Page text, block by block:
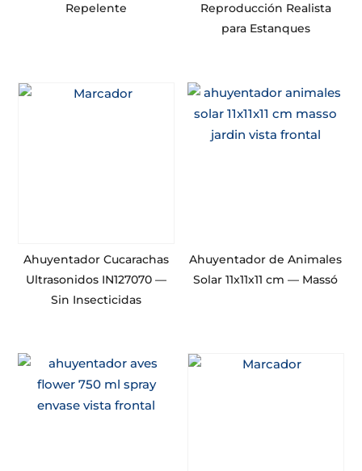
Repelente
Reproducción Realista
para Estanques
Ahuyentador Cucarachas
Ultrasonidos IN127070 —
Sin Insecticidas
Ahuyentador de Animales
Solar 11x11x11 cm — Massó